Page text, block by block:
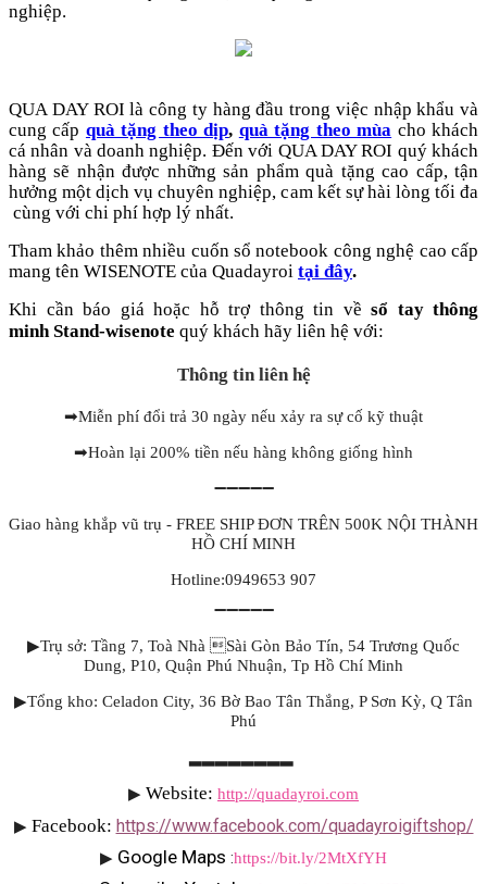
nghiệp.
QUA DAY ROI là công ty hàng đầu trong việc nhập khẩu và
cung cấp quà tặng theo dịp, quà tặng theo mùa cho khách
cá nhân và doanh nghiệp. Đến với QUA DAY ROI quý khách
hàng sẽ nhận được những sản phẩm quà tặng cao cấp, tận
hưởng một dịch vụ chuyên nghiệp, cam kết sự hài lòng tối đa
cùng với chi phí hợp lý nhất.
Tham khảo thêm nhiều cuốn sổ notebook công nghệ cao cấp
mang tên WISENOTE của Quadayroi tại đây.
Khi cần báo giá hoặc hỗ trợ thông tin về sổ tay thông
minh Stand-wisenote quý khách hãy liên hệ với:
Thông tin liên hệ
➡Miễn phí đổi trả 30 ngày nếu xảy ra sự cố kỹ thuật
➡Hoàn lại 200% tiền nếu hàng không giống hình
➖➖➖➖➖
Giao hàng khắp vũ trụ - FREE SHIP ĐƠN TRÊN 500K NỘI THÀNH
HỒ CHÍ MINH
Hotline:0949653 907
➖➖➖➖➖
▶Trụ sở: Tầng 7, Toà Nhà Sài Gòn Bảo Tín, 54 Trương Quốc
Dung, P10, Quận Phú Nhuận, Tp Hồ Chí Minh
▶Tổng kho: Celadon City, 36 Bờ Bao Tân Thắng, P Sơn Kỳ, Q Tân
Phú
▶ Website: http://quadayroi.com
▶ Facebook: https://www.facebook.com/quadayroigiftshop/
▶ Google Maps :https://bit.ly/2MtXfYH